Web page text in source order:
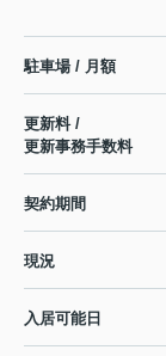
駐車場 / 月額
更新料 /
更新事務手数料
契約期間
現況
入居可能日